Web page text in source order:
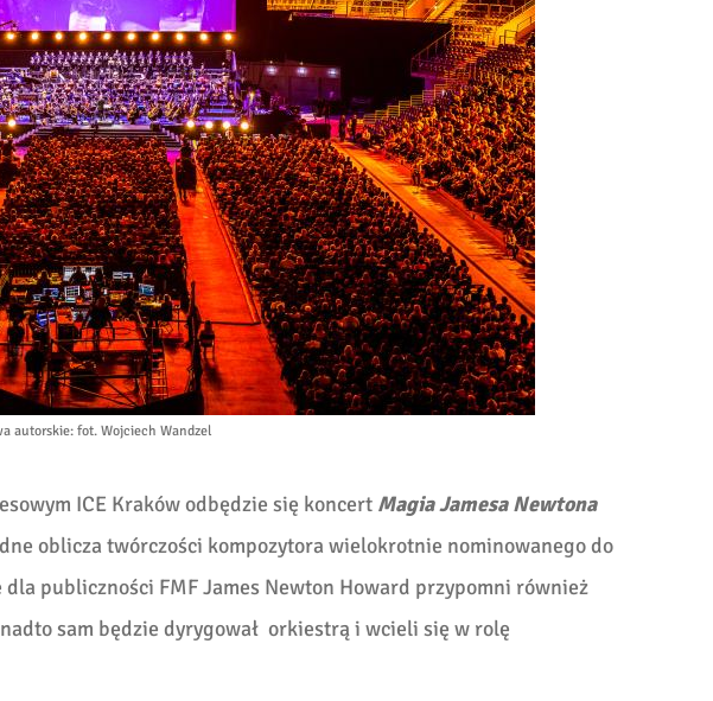
autorskie: fot. Wojciech Wandzel
ICE Kraków odbędzie się koncert Magia Jamesa Newtona
oblicza twórczości kompozytora wielokrotnie nominowanego do
publiczności FMF James Newton Howard przypomni również
sam będzie dyrygował orkiestrą i wcieli się w rolę